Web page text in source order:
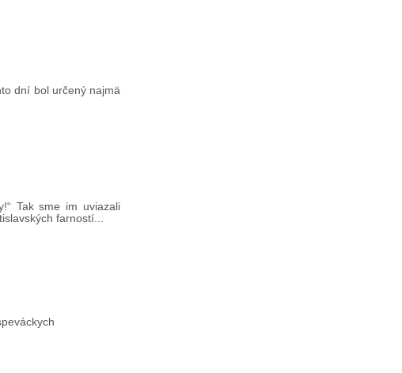
dní bol určený najmä
Tak sme im uviazali
farností...